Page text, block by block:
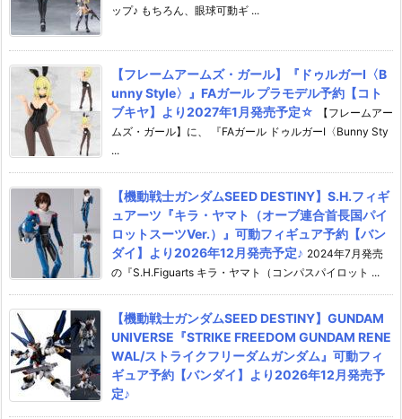
ップ♪ もちろん、眼球可動ギ ...
【フレームアームズ・ガール】『ドゥルガーI〈B
unny Style〉』FAガール プラモデル予約【コト
ブキヤ】より2027年1月発売予定☆
【フレームアー
ムズ・ガール】に、 『FAガール ドゥルガーI〈Bunny Sty
...
【機動戦士ガンダムSEED DESTINY】S.H.フィギ
ュアーツ『キラ・ヤマト（オーブ連合首長国パイ
ロットスーツVer.）』可動フィギュア予約【バン
ダイ】より2026年12月発売予定♪ 2024年7月発売
の『S.H.Figuarts キラ・ヤマト（コンパスパイロット ...
【機動戦士ガンダムSEED DESTINY】GUNDAM
UNIVERSE『STRIKE FREEDOM GUNDAM RENE
WAL/ストライクフリーダムガンダム』可動フィ
ギュア予約【バンダイ】より2026年12月発売予
定♪